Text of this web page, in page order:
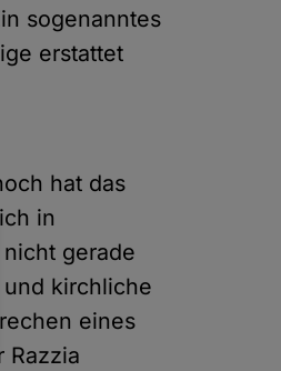
sogenanntes
erstattet
hat das
in
gerade
kirchliche
eines
Razzia